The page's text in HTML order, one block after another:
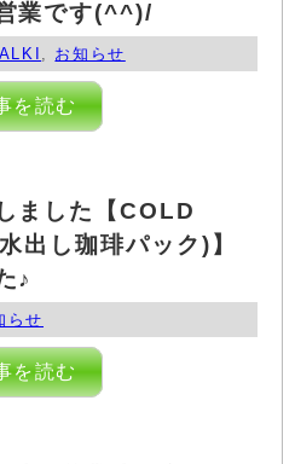
業です(^^)/
お知らせ
を読む
ました【COLD
出し珈琲パック)】
♪
らせ
を読む